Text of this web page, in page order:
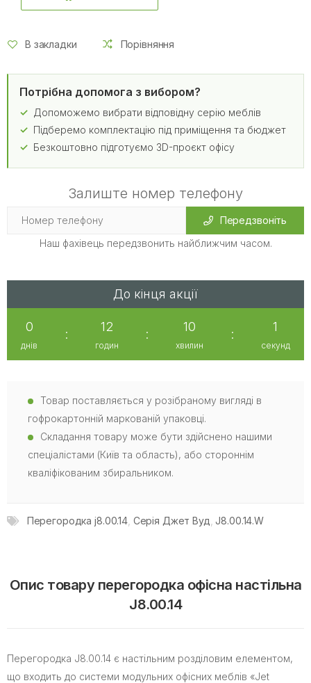
В закладки Порівняння
Потрібна допомога з вибором?
Допоможемо вибрати відповідну серію меблів
Підберемо комплектацію під приміщення та бюджет
Безкоштовно підготуємо 3D-проєкт офісу
Залиште номер телефону
Передзвоніть
Наш фахівець передзвонить найближчим часом.
До кінця акції
0
днів
:
12
годин
:
10
хвилин
:
1
секунд
Товар поставляється у розібраному вигляді в
гофрокартонній маркованій упаковці.
Складання товару може бути здійснено нашими
спеціалістами (Київ та область), або стороннім
кваліфікованим збиральником.
Перегородка j8.00.14, Серія Джет Вуд ,J8.00.14.W
Опис товару перегородка офісна настільна
J8.00.14
Перегородка J8.00.14 є настільним розділовим елементом,
що входить до системи модульних офісних меблів «Jet